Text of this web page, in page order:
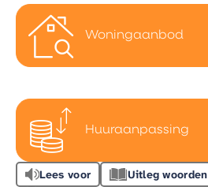
Woningaanbod
Huuraanpassing
Lees voor Uitleg woorden